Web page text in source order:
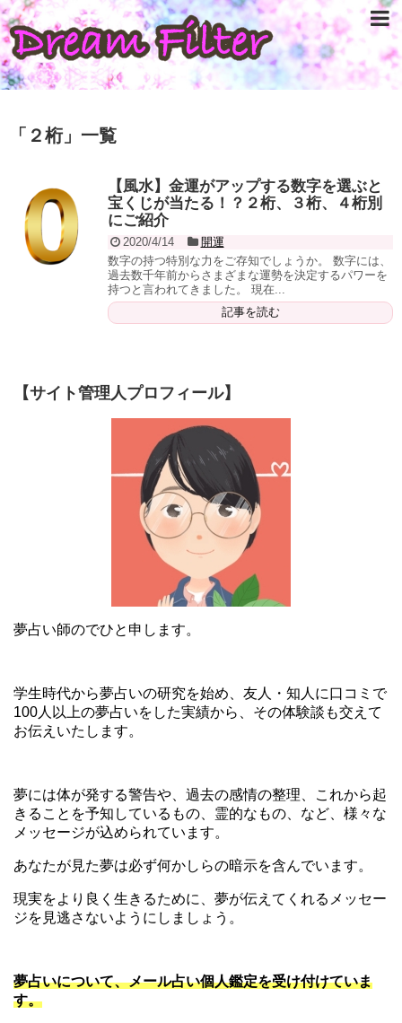
「 ２桁」 一覧
【風水】金運がアップする数字を選ぶと
宝くじが当たる！？２桁、３桁、４桁別
にご紹介
2020/4/14
開運
数字の持つ特別な力をご存知でしょうか。 数字には、
過去数千年前からさまざまな運勢を決定するパワーを
持つと言われてきました。 現在...
記事を読む
【サイト管理人プロフィール】
夢占い師のでひと申します。
学生時代から夢占いの研究を始め、友人・知人に口コミで
100人以上の夢占いをした実績から、その体験談も交えて
お伝えいたします。
夢には体が発する警告や、過去の感情の整理、これから起
きることを予知しているもの、霊的なもの、など、様々な
メッセージが込められています。
あなたが見た夢は必ず何かしらの暗示を含んでいます。
現実をより良く生きるために、夢が伝えてくれるメッセー
ジを見逃さないようにしましょう。
夢占いについて、メール占い個人鑑定を受け付けていま
す。